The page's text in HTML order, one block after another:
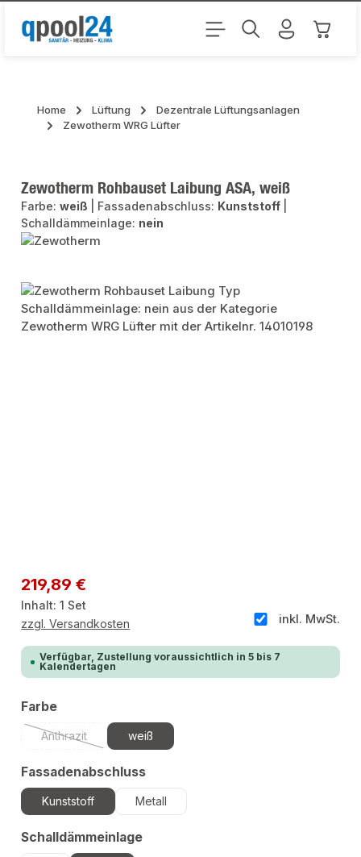
Zum Hauptinhalt springen
Home Lüftung
Dezentrale Lüftungsanlagen
Zewotherm WRG Lüfter
Zewotherm Rohbauset Laibung ASA, weiß
Farbe:weiß Fassadenabschluss: Kunststoff
Schalldämmeinlage: nein
Bildergalerie überspringen
Regulärer Preis:
219,89 €
Inhalt:1 Set
inkl. MwSt.
zzgl. Versandkosten
Verfügbar, Zustellung voraussichtlich in 5 bis 7
Kalendertagen
Farbeauswählen
Anthrazit
(Diese Option ist zurzeit nicht verfügbar.)
weiß
Fassadenabschlussauswählen
Kunststoff Metall
Schalldämmeinlageauswählen